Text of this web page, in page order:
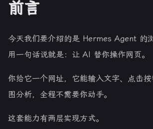
前言
今天我们要介绍的是 Hermes Agent 的
用一句话说就是：让 AI 替你操作网页。
你给它一个网址，它能输入文字、点击
图分析，全程不需要你动手。
这套能力有两层实现方式。